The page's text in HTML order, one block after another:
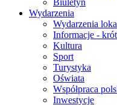
Wydarzenia
Wydarzenia
Informacje -
Kultura
Sport
Turystyka
Oświata
Współpraca
Inwestycje